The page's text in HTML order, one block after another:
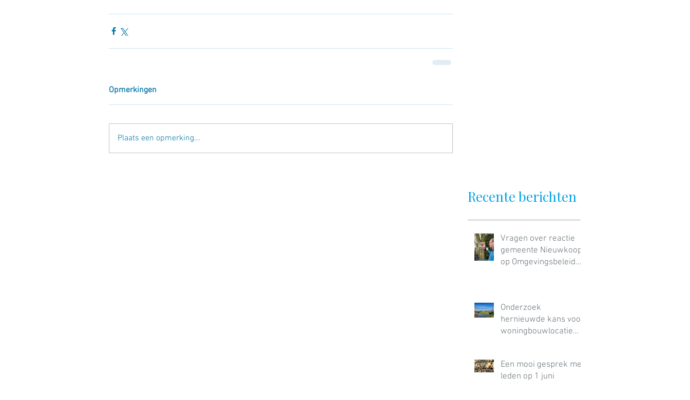
Opmerkingen
Plaats een opmerking...
Recente berichten
Vragen over reactie
gemeente Nieuwkoop
op Omgevingsbeleid
Onderzoek
hernieuwde kans voor
woningbouwlocatie
Een mooi gesprek met
leden op 1 juni